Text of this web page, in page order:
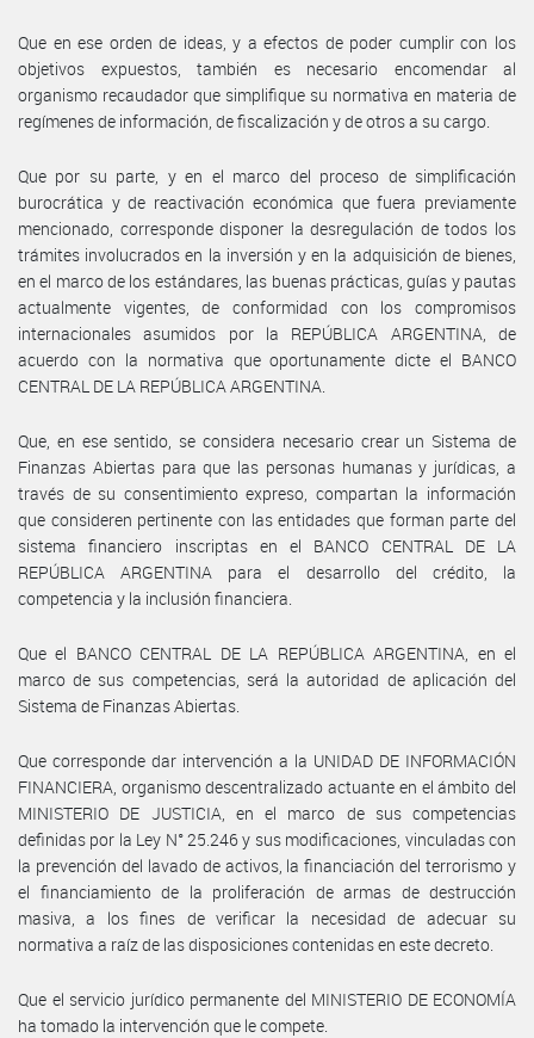
Que en ese orden de ideas, y a efectos de poder cumplir con los
objetivos expuestos, también es necesario encomendar al
organismo recaudador que simplifique su normativa en materia de
regímenes de información, de fiscalización y de otros a su cargo.
Que por su parte, y en el marco del proceso de simplificación
burocrática y de reactivación económica que fuera previamente
mencionado, corresponde disponer la desregulación de todos los
trámites involucrados en la inversión y en la adquisición de bienes,
en el marco de los estándares, las buenas prácticas, guías y pautas
actualmente vigentes, de conformidad con los compromisos
internacionales asumidos por la REPÚBLICA ARGENTINA, de
acuerdo con la normativa que oportunamente dicte el BANCO
CENTRAL DE LA REPÚBLICA ARGENTINA.
Que, en ese sentido, se considera necesario crear un Sistema de
Finanzas Abiertas para que las personas humanas y jurídicas, a
través de su consentimiento expreso, compartan la información
que consideren pertinente con las entidades que forman parte del
sistema financiero inscriptas en el BANCO CENTRAL DE LA
REPÚBLICA ARGENTINA para el desarrollo del crédito, la
competencia y la inclusión financiera.
Que el BANCO CENTRAL DE LA REPÚBLICA ARGENTINA, en el
marco de sus competencias, será la autoridad de aplicación del
Sistema de Finanzas Abiertas.
Que corresponde dar intervención a la UNIDAD DE INFORMACIÓN
FINANCIERA, organismo descentralizado actuante en el ámbito del
MINISTERIO DE JUSTICIA, en el marco de sus competencias
definidas por la Ley N° 25.246 y sus modificaciones, vinculadas con
la prevención del lavado de activos, la financiación del terrorismo y
el financiamiento de la proliferación de armas de destrucción
masiva, a los fines de verificar la necesidad de adecuar su
normativa a raíz de las disposiciones contenidas en este decreto.
Que el servicio jurídico permanente del MINISTERIO DE ECONOMÍA
ha tomado la intervención que le compete.